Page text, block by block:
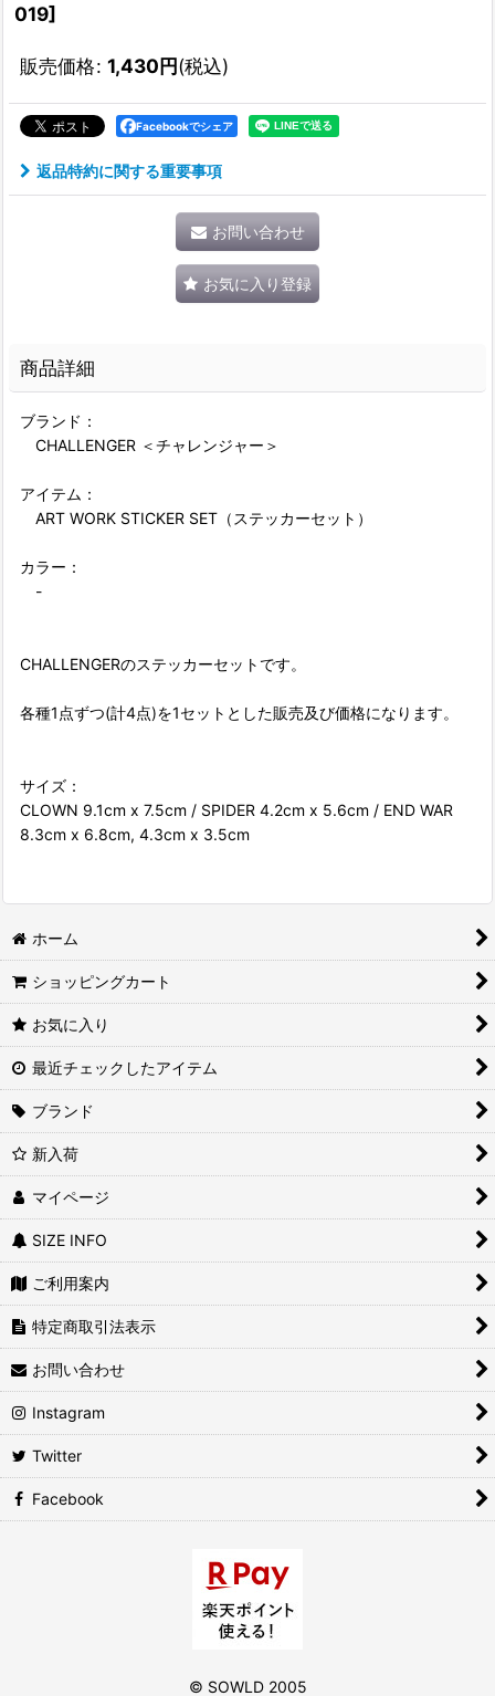
019]
販売価格: 1,430円(税込)
Facebookでシェア
返品特約に関する重要事項
お問い合わせ
お気に入り登録
商品詳細
ブランド：
CHALLENGER ＜チャレンジャー＞
アイテム：
ART WORK STICKER SET（ステッカーセット）
カラー：
-
CHALLENGERのステッカーセットです。
各種1点ずつ(計4点)を1セットとした販売及び価格になります。
サイズ：
CLOWN 9.1cm x 7.5cm / SPIDER 4.2cm x 5.6cm / END WAR
8.3cm x 6.8cm, 4.3cm x 3.5cm
ホーム
ショッピングカート
お気に入り
最近チェックしたアイテム
ブランド
新入荷
マイページ
SIZE INFO
ご利用案内
特定商取引法表示
お問い合わせ
Instagram
Twitter
Facebook
©️ SOWLD 2005